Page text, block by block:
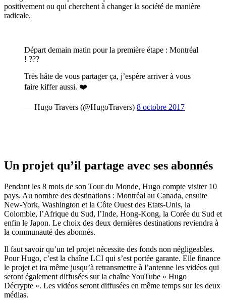
positivement ou qui cherchent à changer la société de manière
radicale.
Départ demain matin pour la première étape : Montréal
! ???
Très hâte de vous partager ça, j’espère arriver à vous
faire kiffer aussi. ❤️
— Hugo Travers (@HugoTravers) 8 octobre 2017
Un projet qu’il partage avec ses abonnés
Pendant les 8 mois de son Tour du Monde, Hugo compte visiter 10
pays. Au nombre des destinations : Montréal au Canada, ensuite
New-York, Washington et la Côte Ouest des Etats-Unis, la
Colombie, l’Afrique du Sud, l’Inde, Hong-Kong, la Corée du Sud et
enfin le Japon. Le choix des deux dernières destinations reviendra à
la communauté des abonnés.
Il faut savoir qu’un tel projet nécessite des fonds non négligeables.
Pour Hugo, c’est la chaîne LCI qui s’est portée garante. Elle finance
le projet et ira même jusqu’à retransmettre à l’antenne les vidéos qui
seront également diffusées sur la chaîne YouTube « Hugo
Décrypte ». Les vidéos seront diffusées en même temps sur les deux
médias.